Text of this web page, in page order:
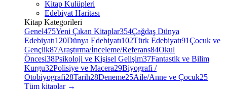
Kitap Kulüpleri
Edebiyat Haritası
Kitap Kategorileri
Genel475Yeni Çıkan Kitaplar354Çağdaş Dünya
Edebiyatı120Dünya Edebiyatı102Türk Edebiyatı91Çocuk ve
Gençlik87Araştırma/İnceleme/Referans84Okul
Öncesi38Psikoloji ve Kişisel Gelişim37Fantastik ve Bilim
Kurgu32Polisiye ve Macera29Biyografi /
Otobiyografi28Tarih28Deneme25Aile/Anne ve Çocuk25
Tüm kitaplar →